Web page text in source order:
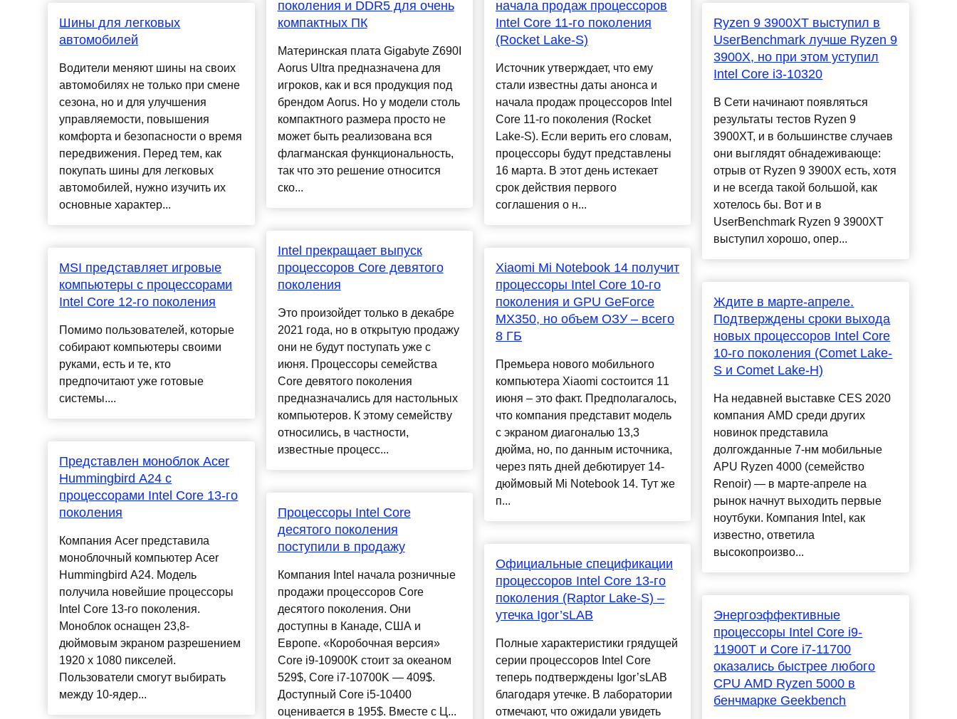
Шины для легковых
автомобилей
Водители меняют шины на своих
автомобилях не только при смене
сезона, но и для улучшения
управляемости, повышения
комфорта и безопасности о время
передвижения. Перед тем, как
покупать шины для легковых
автомобилей, нужно изучить их
основные характер...
MSI представляет игровые
компьютеры с процессорами
Intel Core 12-го поколения
Помимо пользователей, которые
собирают компьютеры своими
руками, есть и те, кто
предпочитают уже готовые
системы....
Представлен моноблок Acer
Hummingbird A24 с
процессорами Intel Core 13-го
поколения
Компания Acer представила
моноблочный компьютер Acer
Hummingbird A24. Модель
получила новейшие процессоры
Intel Core 13-го поколения.
Моноблок оснащен 23,8-
дюймовым экраном разрешением
1920 х 1080 пикселей.
Пользователи смогут выбирать
между 10-ядер...
поколения и DDR5 для очень
компактных ПК
Материнская плата Gigabyte Z690I
Aorus Ultra предназначена для
игроков, как и вся продукция под
брендом Aorus. Но у модели столь
компактного размера просто не
может быть реализована вся
флагманская функциональность,
так что это решение относится
ско...
Intel прекращает выпуск
процессоров Core девятого
поколения
Это произойдет только в декабре
2021 года, но в открытую продажу
они не будут поступать уже с
июня. Процессоры семейства
Core девятого поколения
предназначались для настольных
компьютеров. К этому семейству
относились, в частности,
известные процесс...
Процессоры Intel Core
десятого поколения
поступили в продажу
Компания Intel начала розничные
продажи процессоров Core
десятого поколения. Они
доступны в Канаде, США и
Европе. «Коробочная версия»
Core i9-10900K стоит за океаном
529$, Core i7-10700K — 409$.
Доступный Core i5-10400
оценивается в 195$. Вместе с Ц...
начала продаж процессоров
Intel Core 11-го поколения
(Rocket Lake-S)
Источник утверждает, что ему
стали известны даты анонса и
начала продаж процессоров Intel
Core 11-го поколения (Rocket
Lake-S). Если верить его словам,
процессоры будут представлены
16 марта. В этот день истекает
срок действия первого
соглашения о н...
Xiaomi Mi Notebook 14 получит
процессоры Intel Core 10-го
поколения и GPU GeForce
MX350, но объем ОЗУ – всего
8 ГБ
Премьера нового мобильного
компьютера Xiaomi состоится 11
июня – это факт. Предполагалось,
что компания представит модель
с экраном диагональю 13,3
дюйма, но, по данным источника,
через пять дней дебютирует 14-
дюймовый Mi Notebook 14. Тут же
п...
Официальные спецификации
процессоров Intel Core 13-го
поколения (Raptor Lake-S) –
утечка Igor’sLAB
Полные характеристики грядущей
серии процессоров Intel Core
теперь подтверждены Igor’sLAB
благодаря утечке. В лаборатории
отмечают, что ожидали увидеть
Ryzen 9 3900XT выступил в
UserBenchmark лучше Ryzen 9
3900X, но при этом уступил
Intel Core i3-10320
В Сети начинают появляться
результаты тестов Ryzen 9
3900XT, и в большинстве случаев
они выглядят обнадеживающе:
отрыв от Ryzen 9 3900X есть, хотя
и не всегда такой большой, как
хотелось бы. Вот и в
UserBenchmark Ryzen 9 3900XT
выступил хорошо, опер...
Ждите в марте-апреле.
Подтверждены сроки выхода
новых процессоров Intel Core
10-го поколения (Comet Lake-
S и Comet Lake-H)
На недавней выставке CES 2020
компания AMD среди других
новинок представила
долгожданные 7-нм мобильные
APU Ryzen 4000 (семейство
Renoir) — в марте-апреле на
рынок начнут выходить первые
ноутбуки. Компания Intel, как
известно, ответила
высокопроизво...
Энергоэффективные
процессоры Intel Core i9-
11900T и Core i7-11700
оказались быстрее любого
CPU AMD Ryzen 5000 в
бенчмарке Geekbench